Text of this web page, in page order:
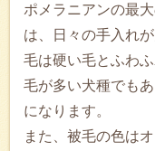
ポメラニアンの最
は、日々の手入れ
毛は硬い毛とふわ
毛が多い犬種でも
になります。
また、被毛の色は